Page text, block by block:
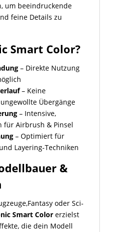
um beeindruckende
feine Details zu
Smart Color?
– Direkte Nutzung
– Keine
Übergänge
– Intensive,
für Airbrush & Pinsel
– Optimiert für
Layering-Techniken
&
oder Sci-
Smart Colorerzielst
die dein Modell